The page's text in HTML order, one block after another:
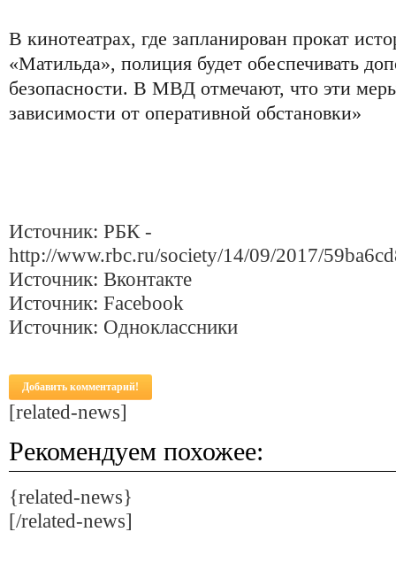
В кинотеатрах, где запланирован прокат
«Матильда», полиция будет обеспечивать
безопасности. В МВД отмечают, что эти
зависимости от оперативной обстановки»
Источник: РБК -
http://www.rbc.ru/society/14/09/2017/
Источник: Вконтакте
Источник: Facebook
Источник: Одноклассники
Добавить комментарий!
[related-news]
Рекомендуем похожее:
{related-news}
[/related-news]